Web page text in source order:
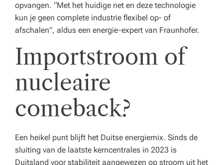
opvangen. “Met het huidige net en deze technologie
kun je geen complete industrie flexibel op- of
afschalen”, aldus een energie-expert van Fraunhofer.
Importstroom of
nucleaire
comeback?
Een heikel punt blijft het Duitse energiemix. Sinds de
sluiting van de laatste kerncentrales in 2023 is
Duitsland voor stabiliteit aangewezen op stroom uit het